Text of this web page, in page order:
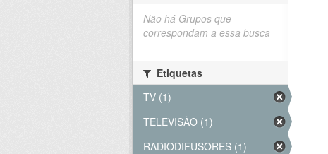
Não há Grupos que
correspondam a essa busca
Etiquetas
TV (1)
TELEVISÃO (1)
RADIODIFUSORES (1)